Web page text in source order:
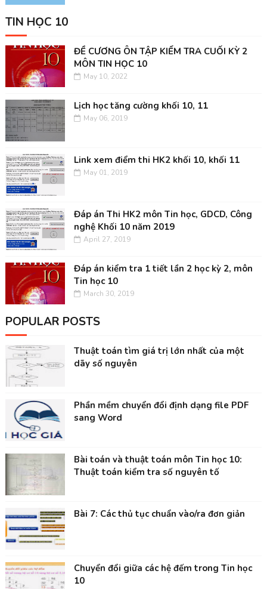
TIN HỌC 10
ĐỀ CƯƠNG ÔN TẬP KIỂM TRA CUỐI KỲ 2
MÔN TIN HỌC 10
May 10, 2022
Lịch học tăng cường khối 10, 11
May 06, 2019
Link xem điểm thi HK2 khối 10, khối 11
May 01, 2019
Đáp án Thi HK2 môn Tin học, GDCD, Công
nghệ Khối 10 năm 2019
April 27, 2019
Đáp án kiểm tra 1 tiết lần 2 học kỳ 2, môn
Tin học 10
March 30, 2019
POPULAR POSTS
Thuật toán tìm giá trị lớn nhất của một
dãy số nguyên
Phần mềm chuyển đổi định dạng file PDF
sang Word
Bài toán và thuật toán môn Tin học 10:
Thuật toán kiểm tra số nguyên tố
Bài 7: Các thủ tục chuẩn vào/ra đơn giản
Chuyển đổi giữa các hệ đếm trong Tin học
10